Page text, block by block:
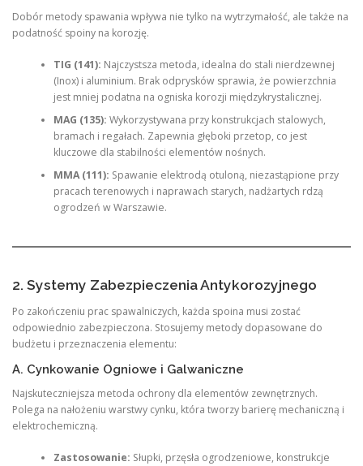
Dobór metody spawania wpływa nie tylko na wytrzymałość, ale także na
podatność spoiny na korozję.
TIG (141): Najczystsza metoda, idealna do stali nierdzewnej
(Inox) i aluminium. Brak odprysków sprawia, że powierzchnia
jest mniej podatna na ogniska korozji międzykrystalicznej.
MAG (135): Wykorzystywana przy konstrukcjach stalowych,
bramach i regałach. Zapewnia głęboki przetop, co jest
kluczowe dla stabilności elementów nośnych.
MMA (111): Spawanie elektrodą otuloną, niezastąpione przy
pracach terenowych i naprawach starych, nadżartych rdzą
ogrodzeń w Warszawie.
2. Systemy Zabezpieczenia Antykorozyjnego
Po zakończeniu prac spawalniczych, każda spoina musi zostać
odpowiednio zabezpieczona. Stosujemy metody dopasowane do
budżetu i przeznaczenia elementu:
A. Cynkowanie Ogniowe i Galwaniczne
Najskuteczniejsza metoda ochrony dla elementów zewnętrznych.
Polega na nałożeniu warstwy cynku, która tworzy barierę mechaniczną i
elektrochemiczną.
Zastosowanie: Słupki, przęsła ogrodzeniowe, konstrukcje